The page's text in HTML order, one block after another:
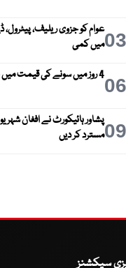
03عوام کو جزوی ریلیف،
میں کمی
064 روز میں سونے کی قیمت میں بڑا اضافہ
09پشاور ہائیکورٹ نے افغان
مسترد کر دیں
سیکشنز